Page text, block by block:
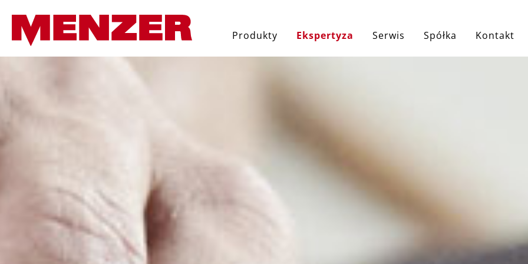
Przejdź do głównej nawigacji
Produkty Ekspertyza Serwis Spółka Kontakt